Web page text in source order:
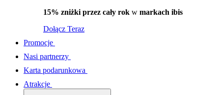
15% zniżki przez cały rok w markach ibis
Dołącz Teraz
Promocje
Nasi partnerzy
Karta podarunkowa
Atrakcje